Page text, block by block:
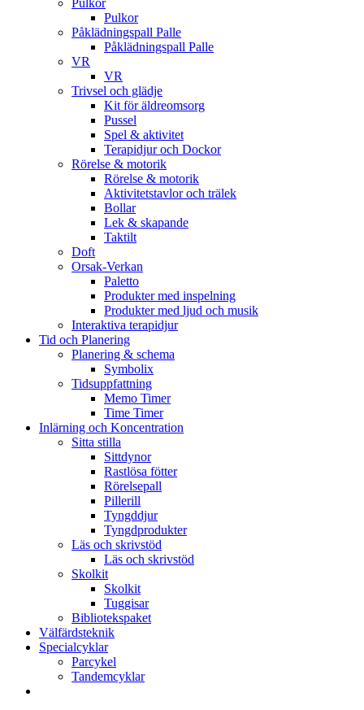
Pulkor
Påklädningspall Palle
Påklädningspall Palle
VR
VR
Trivsel och glädje
Kit för äldreomsorg
Pussel
Spel & aktivitet
Terapidjur och Dockor
Rörelse & motorik
Rörelse & motorik
Aktivitetstavlor och trälek
Bollar
Lek & skapande
Taktilt
Doft
Orsak-Verkan
Paletto
Produkter med inspelning
Produkter med ljud och musik
Interaktiva terapidjur
Tid och Planering
Planering & schema
Symbolix
Tidsuppfattning
Memo Timer
Time Timer
Inlärning och Koncentration
Sitta stilla
Sittdynor
Rastlösa fötter
Rörelsepall
Pillerill
Tyngddjur
Tyngdprodukter
Läs och skrivstöd
Läs och skrivstöd
Skolkit
Skolkit
Tuggisar
Bibliotekspaket
Välfärdsteknik
Specialcyklar
Parcykel
Tandemcyklar